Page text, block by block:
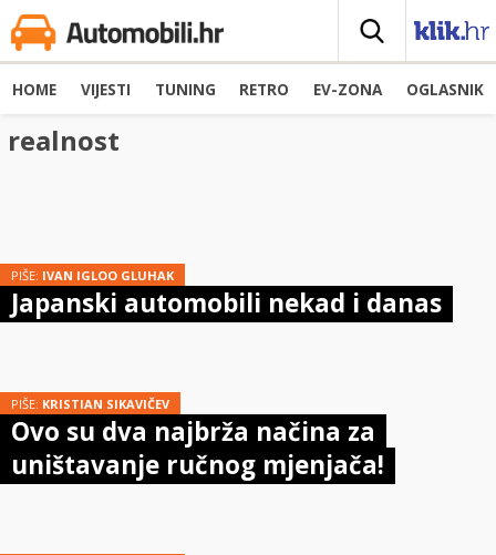
HOME VIJESTI TUNING RETRO EV-ZONA OGLASNIK
realnost
PIŠE: IVAN IGLOO GLUHAK
Japanski automobili nekad i danas
PIŠE: KRISTIAN SIKAVIČEV
Ovo su dva najbrža načina za
uništavanje ručnog mjenjača!